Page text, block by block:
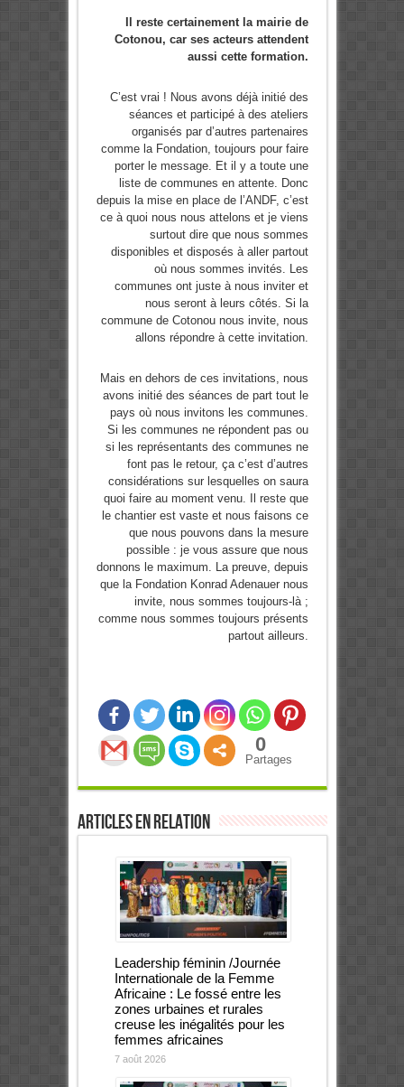
Il reste certainement la mairie de
Cotonou, car ses acteurs attendent
aussi cette formation.
C’est vrai ! Nous avons déjà initié des
séances et participé à des ateliers
organisés par d’autres partenaires
comme la Fondation, toujours pour faire
porter le message. Et il y a toute une
liste de communes en attente. Donc
depuis la mise en place de l’ANDF, c’est
ce à quoi nous nous attelons et je viens
surtout dire que nous sommes
disponibles et disposés à aller partout
où nous sommes invités. Les
communes ont juste à nous inviter et
nous seront à leurs côtés. Si la
commune de Cotonou nous invite, nous
allons répondre à cette invitation.
Mais en dehors de ces invitations, nous
avons initié des séances de part tout le
pays où nous invitons les communes.
Si les communes ne répondent pas ou
si les représentants des communes ne
font pas le retour, ça c’est d’autres
considérations sur lesquelles on saura
quoi faire au moment venu. Il reste que
le chantier est vaste et nous faisons ce
que nous pouvons dans la mesure
possible : je vous assure que nous
donnons le maximum. La preuve, depuis
que la Fondation Konrad Adenauer nous
invite, nous sommes toujours-là ;
comme nous sommes toujours présents
partout ailleurs.
0
Partages
Articles en relation
Leadership féminin /Journée
Internationale de la Femme
Africaine : Le fossé entre les
zones urbaines et rurales
creuse les inégalités pour les
femmes africaines
7 août 2026